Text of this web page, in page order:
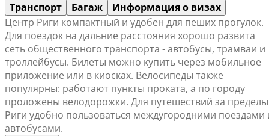
Транспорт Багаж
Информация о визах
Центр Риги компактный и удобен для пеших прогулок.
Для поездок на дальние расстояния хорошо развита
сеть общественного транспорта - автобусы, трамваи и
троллейбусы. Билеты можно купить через мобильное
приложение или в киосках. Велосипеды также
популярны: работают пункты проката, а по городу
проложены велодорожки. Для путешествий за пределы
Риги удобно пользоваться междугородними поездами
автобусами.